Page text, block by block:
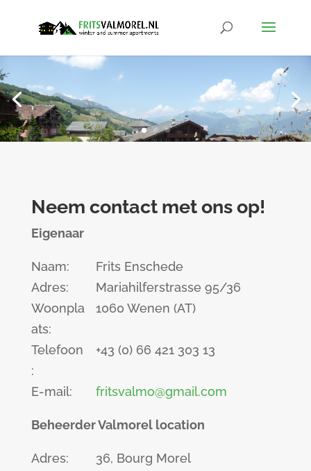
Neem contact met ons op!
Eigenaar
Naam:
Frits Enschede
Adres:
Mariahilferstrasse 95/36
Woonpla
ats:
1060 Wenen (AT)
Telefoon
:
+43 (0) 66 421 303 13
E-mail: fritsvalmo@gmail.com
Beheerder Valmorel location
Adres:
36, Bourg Morel